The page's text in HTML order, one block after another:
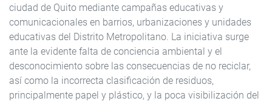
ciudad de Quito mediante campañas educativas y
comunicacionales en barrios, urbanizaciones y unidades
educativas del Distrito Metropolitano. La iniciativa surge
ante la evidente falta de conciencia ambiental y el
desconocimiento sobre las consecuencias de no reciclar,
así como la incorrecta clasificación de residuos,
principalmente papel y plástico, y la poca visibilización del